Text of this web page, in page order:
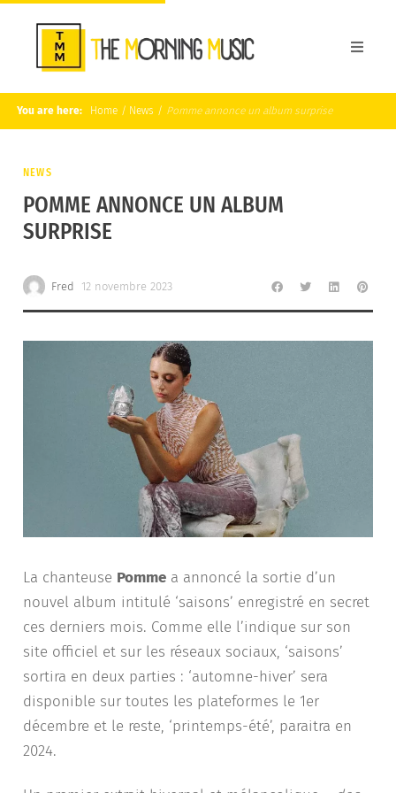
You are here: Home / News / Pomme annonce un album surprise
NEWS
POMME ANNONCE UN ALBUM
SURPRISE
Fred 12 novembre 2023
La chanteuse Pomme a annoncé la sortie d’un
nouvel album intitulé ‘saisons’ enregistré en secret
ces derniers mois. Comme elle l’indique sur son
site officiel et sur les réseaux sociaux, ‘saisons’
sortira en deux parties : ‘automne-hiver’ sera
disponible sur toutes les plateformes le 1er
décembre et le reste, ‘printemps-été’, paraitra en
2024.